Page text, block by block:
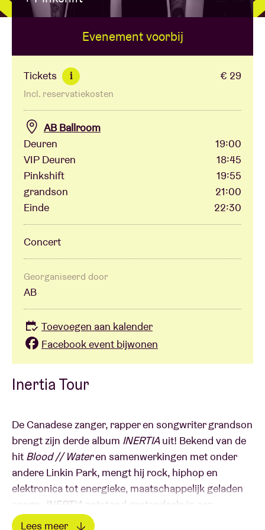
BRDCST
ABtv
Concertcheque
Over AB
Contact
Inertia Tour
De Canadese zanger, rapper en songwriter grandson
brengt zijn derde album INERTIAuit! Bekend van de
hit Blood // Wateren samenwerkingen met onder
andere Linkin Park, mengt hij rock, hiphop en
elektronica tot energieke, maatschappelijk geladen
INERTIA ontstond grotendeels in een
huisstudio met een klein team, en werd
Lees meer
Evenement voorbij
Tickets i € 29
Incl. reservatiekosten
AB Ballroom
Deuren
19:00
VIP Deuren
18:45
Pinkshift
19:55
grandson
21:00
Einde
22:30
Concert
Georganiseerd door
AB
Toevoegen aan kalender
Facebook event bijwonen